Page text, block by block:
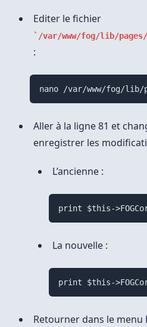
Editer le fichier
/var/www/fog/lib/pages/
:
nano /var/www/fog/lib/
Aller à la ligne 81 et
enregistrer les
L’ancienne :
print $this-
La nouvelle :
print $this-
Retourner dans le menu